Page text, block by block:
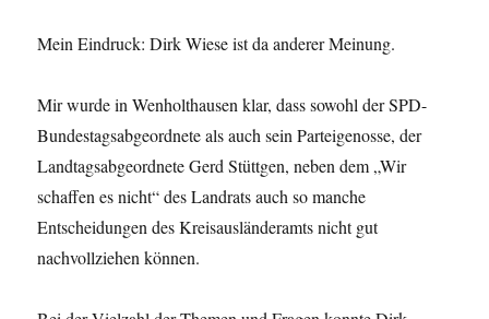
Mein Eindruck: Dirk Wiese ist da anderer Meinung.
Mir wurde in Wenholthausen klar, dass sowohl der SPD-
Bundestagsabgeordnete als auch sein Parteigenosse, der
Landtagsabgeordnete Gerd Stüttgen, neben dem „Wir
schaffen es nicht“ des Landrats auch so manche
Entscheidungen des Kreisausländeramts nicht gut
nachvollziehen können.